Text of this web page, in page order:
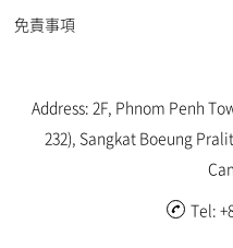
免責事項
Address: 2F, Phnom Penh
232), Sangkat Boeung
Tel: